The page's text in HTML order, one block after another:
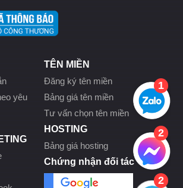
yêu
TÊN MIỀN
Đăng ký tên miền
Bảng giá tên miền
Tư vấn chọn tên miền
HOSTING
Bảng giá hosting
Chứng nhận đối tác
1
2
2